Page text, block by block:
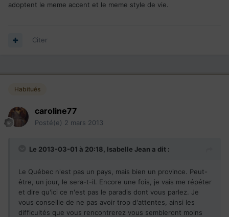
adoptent le meme accent et le meme style de vie.
Citer
Habitués
caroline77
Posté(e) 2 mars 2013
Le 2013-03-01 à 20:18, Isabelle Jean a dit :
Le Québec n'est pas un pays, mais bien un province. Peut-
être, un jour, le sera-t-il. Encore une fois, je vais me répéter
et dire qu'ici ce n'est pas le paradis dont vous parlez. Je
vous conseille de ne pas avoir trop d'attentes, ainsi les
difficultés que vous rencontrerez vous sembleront moins